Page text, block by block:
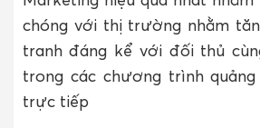
chóng với thị trường nhằm
tranh đáng kể với đối thủ
trong các chương trình
trực tiếp